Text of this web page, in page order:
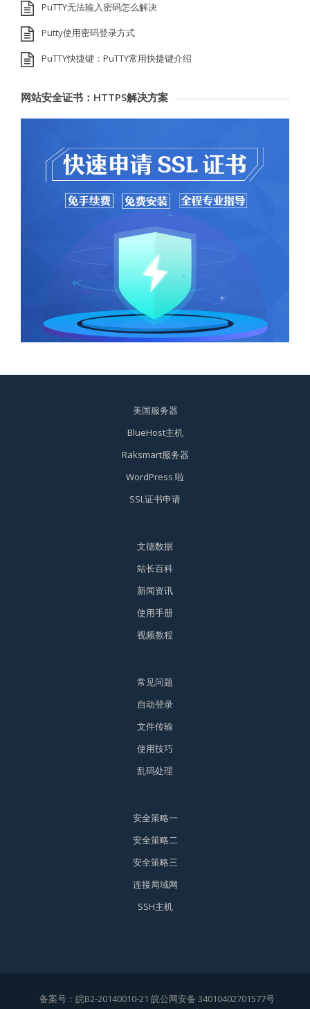
PuTTY无法输入密码怎么解决
Putty使用密码登录方式
PuTTY快捷键：PuTTY常用快捷键介绍
网站安全证书：HTTPS解决方案
美国服务器
BlueHost主机
Raksmart服务器
WordPress 啦
SSL证书申请
文德数据
站长百科
新闻资讯
使用手册
视频教程
常见问题
自动登录
文件传输
使用技巧
乱码处理
安全策略一
安全策略二
安全策略三
连接局域网
SSH主机
备案号： 皖B2-20140010-21 皖公网安备 34010402701577号